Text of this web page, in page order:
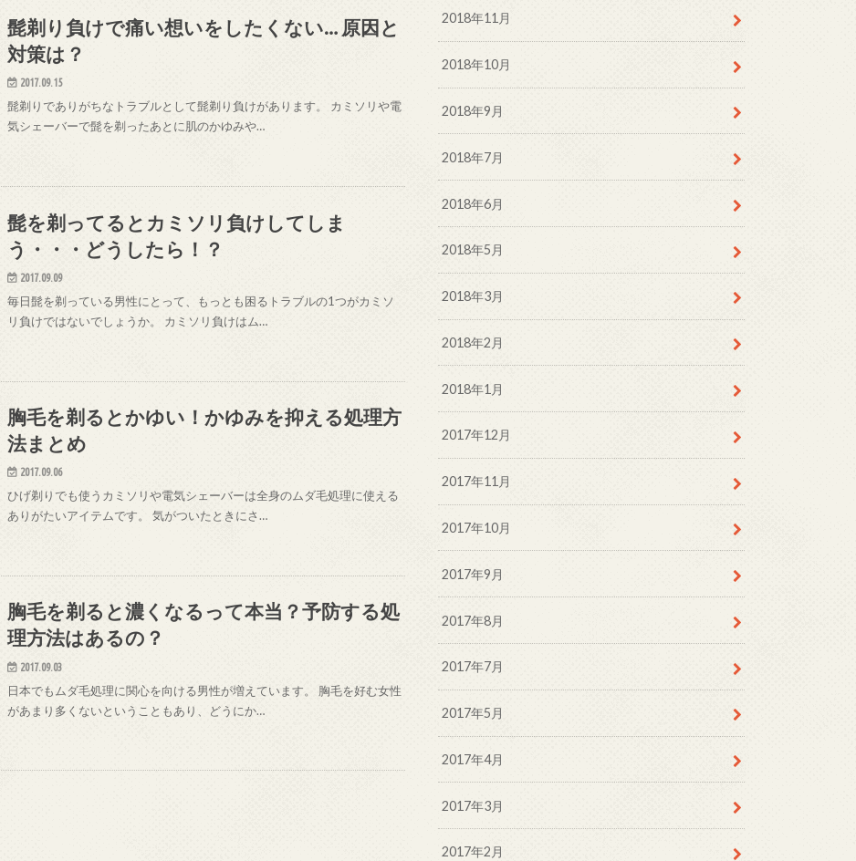
髭剃り負けで痛い想いをしたくない… 原因と
対策は？
2017.09.15
髭剃りでありがちなトラブルとして髭剃り負けがあります。 カミソリや電
気シェーバーで髭を剃ったあとに肌のかゆみや…
髭を剃ってるとカミソリ負けしてしま
う・・・どうしたら！？
2017.09.09
毎日髭を剃っている男性にとって、もっとも困るトラブルの1つがカミソ
リ負けではないでしょうか。 カミソリ負けはム…
胸毛を剃るとかゆい！かゆみを抑える処理方
法まとめ
2017.09.06
ひげ剃りでも使うカミソリや電気シェーバーは全身のムダ毛処理に使える
ありがたいアイテムです。 気がついたときにさ…
胸毛を剃ると濃くなるって本当？予防する処
理方法はあるの？
2017.09.03
日本でもムダ毛処理に関心を向ける男性が増えています。 胸毛を好む女性
があまり多くないということもあり、どうにか…
2018年11月
2018年10月
2018年9月
2018年7月
2018年6月
2018年5月
2018年3月
2018年2月
2018年1月
2017年12月
2017年11月
2017年10月
2017年9月
2017年8月
2017年7月
2017年5月
2017年4月
2017年3月
2017年2月